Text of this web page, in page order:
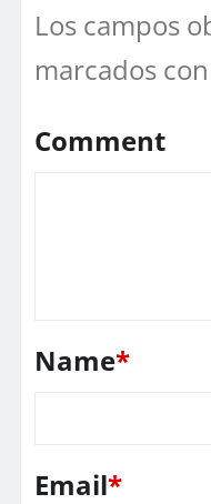
Los campos
marcados con
Comment
Name*
Email*